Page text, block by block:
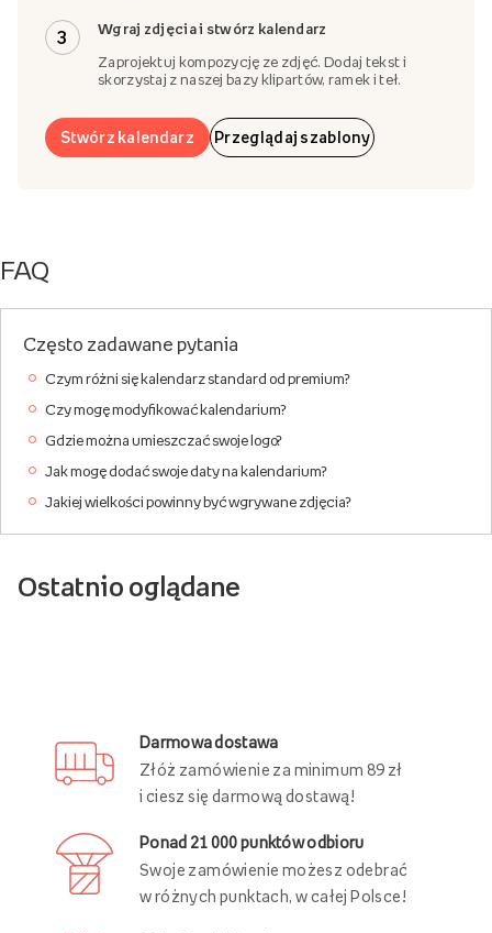
3 Wgraj zdjęcia i stwórz kalendarz
Zaprojektuj kompozycję ze zdjęć. Dodaj tekst i
skorzystaj z naszej bazy klipartów, ramek i teł.
Stwórz kalendarz Przeglądaj szablony
FAQ
Często zadawane pytania
Czym różni się kalendarz standard od premium?
Czy mogę modyfikować kalendarium?
Gdzie można umieszczać swoje logo?
Jak mogę dodać swoje daty na kalendarium?
Jakiej wielkości powinny być wgrywane zdjęcia?
Ostatnio oglądane
Darmowa dostawa
Złóż zamówienie za minimum 89 zł
i ciesz się darmową dostawą!
Ponad 21 000 punktów odbioru
Swoje zamówienie możesz odebrać
w różnych punktach, w całej Polsce!